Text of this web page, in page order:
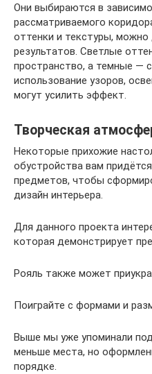
Они выбираются в
рассматриваемого
оттенки и текстуры, можно
результатов. Светлые
пространство, а темные —
использование узоров,
могут усилить эффект.
Творческая
Некоторые прихожие
обустройства вам
предметов, чтобы
дизайн интерьера.
Для данного проекта
которая демонстрирует
Рояль также может
Поиграйте с формами и
Выше мы уже упоминали
меньше места, но
порядке.